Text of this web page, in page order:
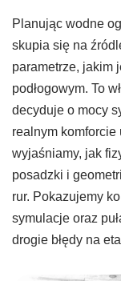
Planując wodne
skupia się na
parametrze, jakim
podłogowym. To
decyduje o mocy
realnym komforcie
wyjaśniamy, jak
posadzki i
rur. Pokazujemy
symulacje oraz
drogie błędy na